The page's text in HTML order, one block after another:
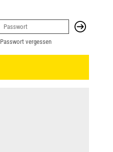
Passwort vergessen